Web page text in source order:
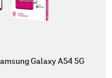
Galaxy A54 5G